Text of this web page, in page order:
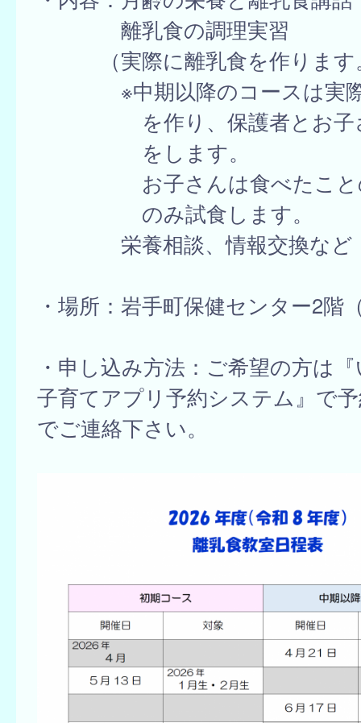
離乳食の調理実習
（実際に離乳食を作ります
※中期以降のコースは実際
を作り、保護者とお子さ
をします。
お子さんは食べたこと
のみ試食します。
栄養相談、情報交換など
・場所：岩手町保健センター2階
・申し込み方法：ご希望の方は
子育てアプリ予約システム』で
でご連絡下さい。